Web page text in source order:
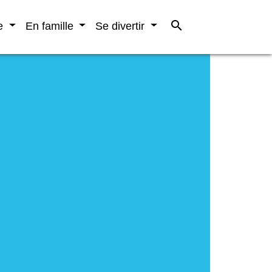
En famille Se divertir search